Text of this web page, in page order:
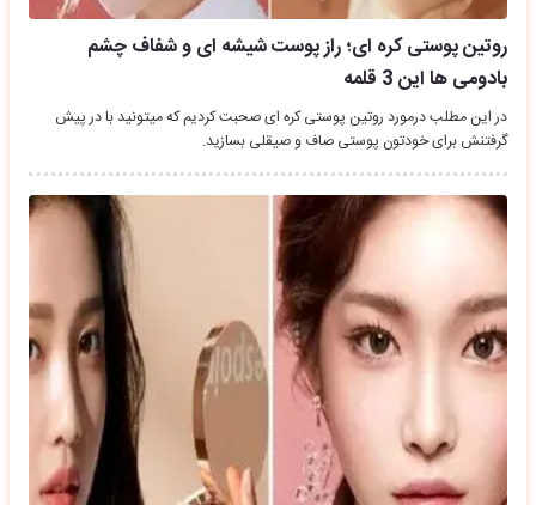
روتین پوستی کره ای؛ راز پوست شیشه ای و شفاف چشم
بادومی ها این 3 قلمه
در این مطلب درمورد روتین پوستی کره ای صحبت کردیم که میتونید با در پیش
گرفتنش برای خودتون پوستی صاف و صیقلی بسازید.